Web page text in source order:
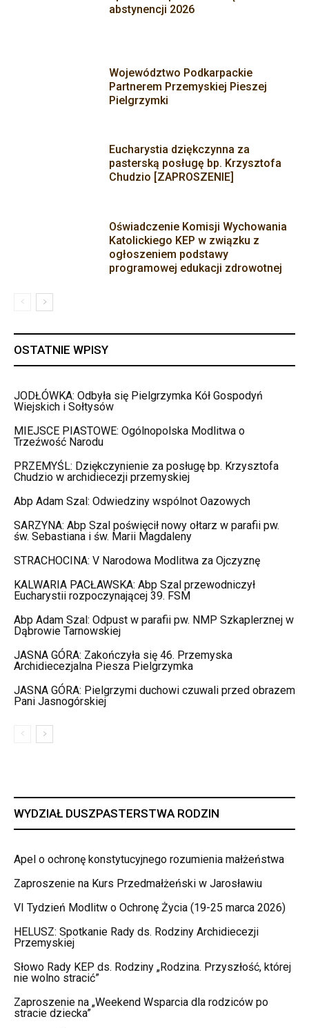
abstynencji 2026
Województwo Podkarpackie
Partnerem Przemyskiej Pieszej
Pielgrzymki
Eucharystia dziękczynna za
pasterską posługę bp. Krzysztofa
Chudzio [ZAPROSZENIE]
Oświadczenie Komisji Wychowania
Katolickiego KEP w związku z
ogłoszeniem podstawy
programowej edukacji zdrowotnej
OSTATNIE WPISY
JODŁÓWKA: Odbyła się Pielgrzymka Kół Gospodyń
Wiejskich i Sołtysów
MIEJSCE PIASTOWE: Ogólnopolska Modlitwa o
Trzeźwość Narodu
PRZEMYŚL: Dziękczynienie za posługę bp. Krzysztofa
Chudzio w archidiecezji przemyskiej
Abp Adam Szal: Odwiedziny wspólnot Oazowych
SARZYNA: Abp Szal poświęcił nowy ołtarz w parafii pw.
św. Sebastiana i św. Marii Magdaleny
STRACHOCINA: V Narodowa Modlitwa za Ojczyznę
KALWARIA PACŁAWSKA: Abp Szal przewodniczył
Eucharystii rozpoczynającej 39. FSM
Abp Adam Szal: Odpust w parafii pw. NMP Szkaplerznej w
Dąbrowie Tarnowskiej
JASNA GÓRA: Zakończyła się 46. Przemyska
Archidiecezjalna Piesza Pielgrzymka
JASNA GÓRA: Pielgrzymi duchowi czuwali przed obrazem
Pani Jasnogórskiej
WYDZIAŁ DUSZPASTERSTWA RODZIN
Apel o ochronę konstytucyjnego rozumienia małżeństwa
Zaproszenie na Kurs Przedmałżeński w Jarosławiu
VI Tydzień Modlitw o Ochronę Życia (19-25 marca 2026)
HELUSZ: Spotkanie Rady ds. Rodziny Archidiecezji
Przemyskiej
Słowo Rady KEP ds. Rodziny „Rodzina. Przyszłość, której
nie wolno stracić”
Zaproszenie na „Weekend Wsparcia dla rodziców po
stracie dziecka”